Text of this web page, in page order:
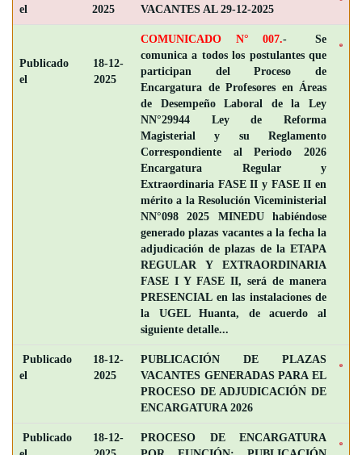
el
2025
VACANTES AL 29-12-2025
Publicado
el
18-12-
2025
COMUNICADO N° 007.- Se
comunica a todos los postulantes que
participan del Proceso de
Encargatura de Profesores en Áreas
de Desempeño Laboral de la Ley
NN°29944 Ley de Reforma
Magisterial y su Reglamento
Correspondiente al Periodo 2026
Encargatura Regular y
Extraordinaria FASE II y FASE II en
mérito a la Resolución Viceministerial
NN°098 2025 MINEDU habiéndose
generado plazas vacantes a la fecha la
adjudicación de plazas de la ETAPA
REGULAR Y EXTRAORDINARIA
FASE I Y FASE II, será de manera
PRESENCIAL en las instalaciones de
la UGEL Huanta, de acuerdo al
siguiente detalle...
Publicado
el
18-12-
2025
PUBLICACIÓN DE PLAZAS
VACANTES GENERADAS PARA EL
PROCESO DE ADJUDICACIÓN DE
ENCARGATURA 2026
Publicado
18-12-
PROCESO DE ENCARGATURA